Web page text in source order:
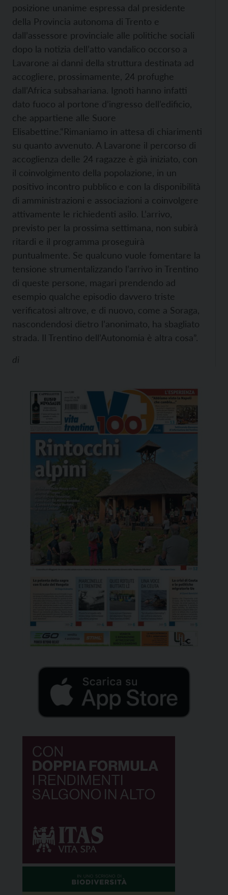
posizione unanime espressa dal presidente
della Provincia autonoma di Trento e
dall’assessore provinciale alle politiche sociali
dopo la notizia dell’atto vandalico occorso a
Lavarone ai danni della struttura destinata ad
accogliere, prossimamente, 24 profughe
dall’Africa subsahariana. Ignoti hanno infatti
dato fuoco al portone d’ingresso dell’edificio,
che appartiene alle Suore
Elisabettine.“Rimaniamo in attesa di chiarimenti
su quanto avvenuto. A Lavarone il percorso di
accoglienza delle 24 ragazze è già iniziato, con
il coinvolgimento della popolazione, in un
positivo incontro pubblico e con la disponibilità
di amministrazioni e associazioni a coinvolgere
attivamente le richiedenti asilo. L’arrivo,
previsto per la prossima settimana, non subirà
ritardi e il programma proseguirà
puntualmente. Se qualcuno vuole fomentare la
tensione strumentalizzando l’arrivo in Trentino
di queste persone, magari prendendo ad
esempio qualche episodio davvero triste
verificatosi altrove, e di nuovo, come a Soraga,
nascondendosi dietro l’anonimato, ha sbagliato
strada. Il Trentino dell’Autonomia è altra cosa”.
di